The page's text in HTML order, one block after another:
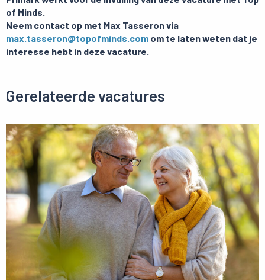
of Minds.
Neem contact op met Max Tasseron via
max.tasseron@topofminds.com om te laten weten dat je
interesse hebt in deze vacature.
Gerelateerde vacatures